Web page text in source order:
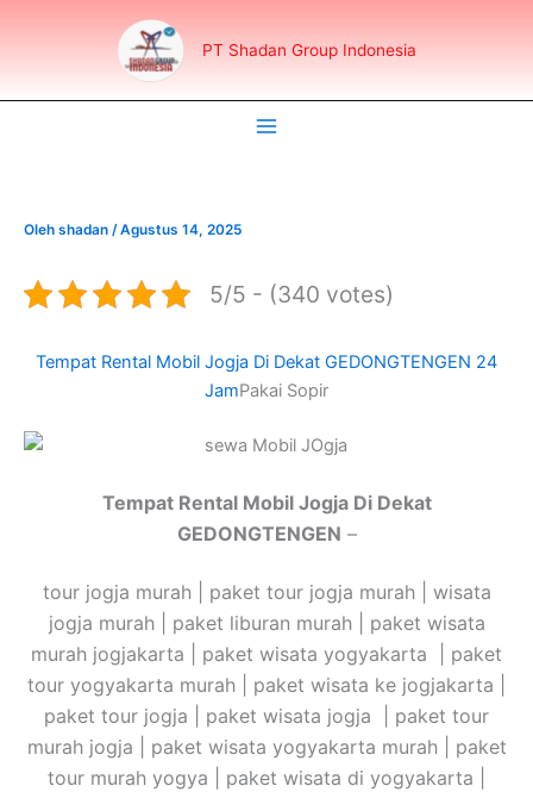
PT Shadan Group Indonesia
Oleh shadan /Agustus 14, 2025
5/5 - (340 votes)
Tempat Rental Mobil Jogja Di Dekat GEDONGTENGEN 24
JamPakai Sopir
Tempat Rental Mobil Jogja Di Dekat
GEDONGTENGEN –
tour jogja murah | paket tour jogja murah | wisata
jogja murah | paket liburan murah | paket wisata
murah jogjakarta | paket wisata yogyakarta | paket
tour yogyakarta murah | paket wisata ke jogjakarta |
paket tour jogja | paket wisata jogja | paket tour
murah jogja | paket wisata yogyakarta murah | paket
tour murah yogya | paket wisata di yogyakarta |